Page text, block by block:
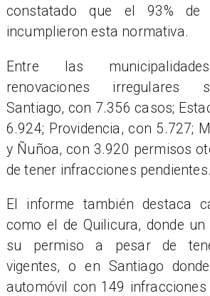
constatado que el 93% de
incumplieron esta normativa.
Entre las
renovaciones irregulares
Santiago, con 7.356 casos;
6.924; Providencia, con 5.727;
y Ñuñoa, con 3.920 permisos
de tener infracciones pendientes.
El informe también destaca
como el de Quilicura, donde
su permiso a pesar de
vigentes, o en Santiago
automóvil con 149 infracciones